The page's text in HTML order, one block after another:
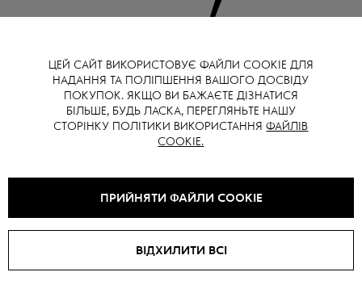
ЦЕЙ САЙТ ВИКОРИСТОВУЄ ФАЙЛИ COOKIE ДЛЯ
НАДАННЯ ТА ПОЛІПШЕННЯ ВАШОГО ДОСВІДУ
ПОКУПОК. ЯКЩО ВИ БАЖАЄТЕ ДІЗНАТИСЯ
БІЛЬШЕ, БУДЬ ЛАСКА, ПЕРЕГЛЯНЬТЕ НАШУ
СТОРІНКУ ПОЛІТИКИ ВИКОРИСТАННЯФАЙЛІВ
COOKIE.
ПРИЙНЯТИ ФАЙЛИ COOKIE
ВІДХИЛИТИ ВСІ
© 2024 GOT`S LABEL